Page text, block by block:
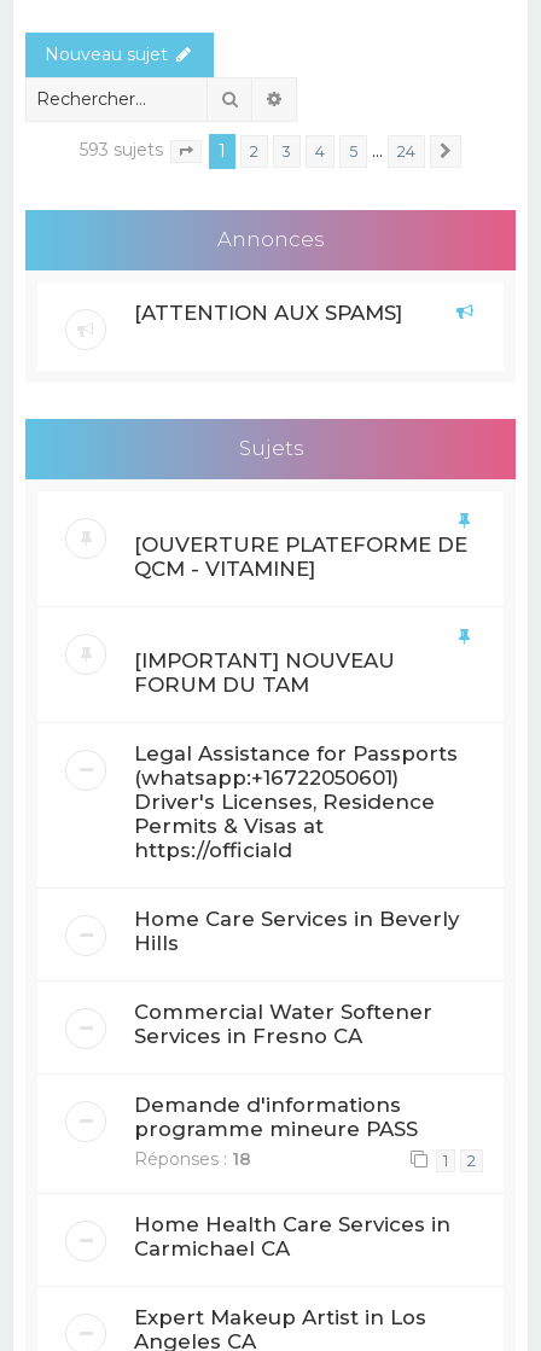
Nouveau sujet
Rechercher
593 sujets Page sur 24
1 2 3 4 5 … 24
Annonces
[ATTENTION AUX SPAMS]
Sujets
[OUVERTURE PLATEFORME DE
QCM - VITAMINE]
[IMPORTANT] NOUVEAU
FORUM DU TAM
Legal Assistance for Passports
(whatsapp:+16722050601)
Driver's Licenses, Residence
Permits & Visas at
https://officiald
Home Care Services in Beverly
Hills
Commercial Water Softener
Services in Fresno CA
Demande d'informations
programme mineure PASS
Réponses : 18 1 2
Home Health Care Services in
Carmichael CA
Expert Makeup Artist in Los
Angeles CA